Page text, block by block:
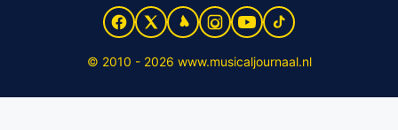
© 2010 - 2026 www.musicaljournaal.nl